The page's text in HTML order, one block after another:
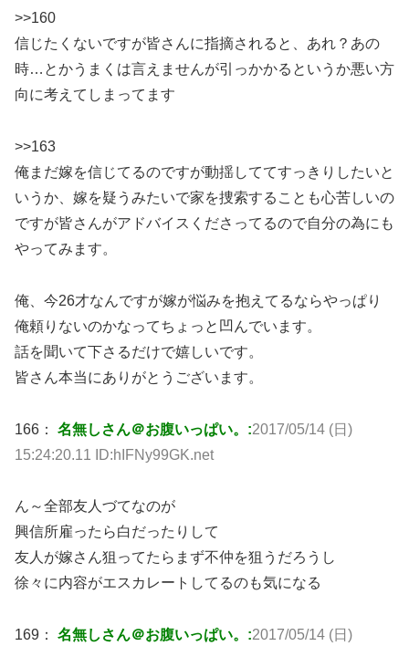
>>160
信じたくないですが皆さんに指摘されると、あれ？あの
時…とかうまくは言えませんが引っかかるというか悪い方
向に考えてしまってます
>>163
俺まだ嫁を信じてるのですが動揺しててすっきりしたいと
いうか、嫁を疑うみたいで家を捜索することも心苦しいの
ですが皆さんがアドバイスくださってるので自分の為にも
やってみます。
俺、今26才なんですが嫁が悩みを抱えてるならやっぱり
俺頼りないのかなってちょっと凹んでいます。
話を聞いて下さるだけで嬉しいです。
皆さん本当にありがとうございます。
166： 名無しさん＠お腹いっぱい。:2017/05/14 (日)
15:24:20.11 ID:hIFNy99GK.net
ん～全部友人づてなのが
興信所雇ったら白だったりして
友人が嫁さん狙ってたらまず不仲を狙うだろうし
徐々に内容がエスカレートしてるのも気になる
169： 名無しさん＠お腹いっぱい。:2017/05/14 (日)